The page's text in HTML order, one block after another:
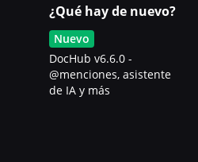
¿Qué hay de nuevo?
Nuevo
DocHub v6.6.0 -
@menciones, asistente
de IA y más